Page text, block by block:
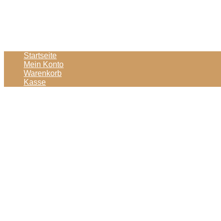
Startseite
Mein Konto
Warenkorb
Kasse